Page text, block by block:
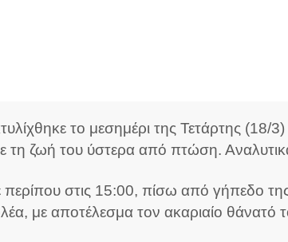
το μεσημέρι της Τετάρτης
τη ζωή του ύστερα από πτώση.
στις 15:00, πίσω από γήπεδο
με αποτέλεσμα τον ακαριαίο θάνατό